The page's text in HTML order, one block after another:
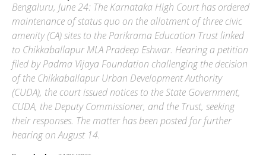
Bengaluru, June 24: The Karnataka High Court has ordered
maintenance of status quo on the allotment of three civic
amenity (CA) sites to the Parikrama Education Trust linked
to Chikkaballapur MLA Pradeep Eshwar. Hearing a petition
filed by Padma Vijaya Foundation challenging the decision
of the Chikkaballapur Urban Development Authority
(CUDA), the court issued notices to the State Government,
CUDA, the Deputy Commissioner, and the Trust, seeking
their responses. The matter has been posted for further
hearing on August 14.